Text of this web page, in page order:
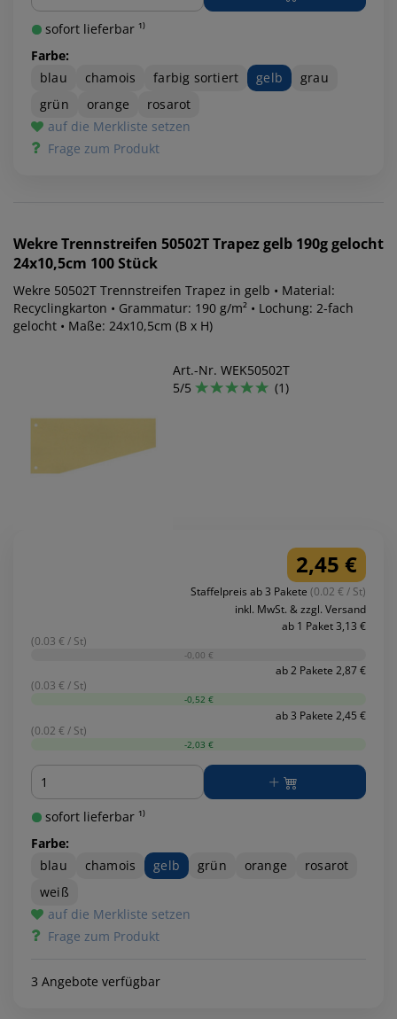
sofort lieferbar ¹⁾
Farbe:
blau
chamois farbig sortiert gelb
grau
grün
orange
rosarot
auf die Merkliste setzen
Frage zum Produkt
WekreTrennstreifen 50502T Trapez gelb 190g gelocht
24x10,5cm 100 Stück
Wekre 50502T Trennstreifen Trapez in gelb • Material:
Recyclingkarton • Grammatur: 190 g/m² • Lochung: 2-fach
gelocht • Maße: 24x10,5cm (B x H)
Art.-Nr. WEK50502T
5/5
(1)
2,45 €
Staffelpreis ab 3 Pakete (0.02 € / St)
inkl. MwSt. & zzgl. Versand
ab 1 Paket 3,13 €
(0.03 € / St)
-0,00 €
ab 2 Pakete 2,87 €
(0.03 € / St)
-0,52 €
ab 3 Pakete 2,45 €
(0.02 € / St)
-2,03 €
Menge
sofort lieferbar ¹⁾
Farbe:
blau
chamois gelb grün orange
rosarot
weiß
auf die Merkliste setzen
Frage zum Produkt
3 Angebote verfügbar